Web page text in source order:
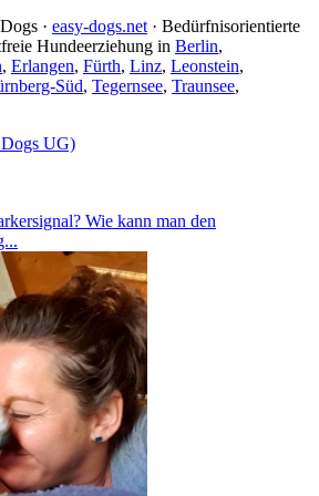
· easy-dogs.net · Bedürfnisorientierte
Hundeerziehung in Berlin,
, Erlangen, Fürth, Linz, Leonstein,
Süd, Tegernsee, Traunsee,
Dogs UG)
Wie kann man den